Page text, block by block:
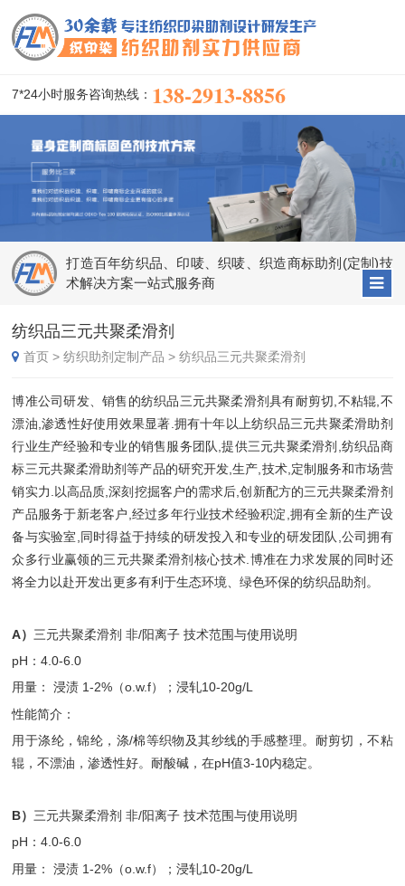
7*24小时服务咨询热线： 138-2913-8856
打造百年纺织品、印唛、织唛、织造商标助剂(定制)技
术解决方案一站式服务商
纺织品三元共聚柔滑剂
首页 >纺织助剂定制产品 >纺织品三元共聚柔滑剂
博准公司研发、销售的纺织品三元共聚柔滑剂具有耐剪切,不粘辊,不
漂油,渗透性好使用效果显著.拥有十年以上纺织品三元共聚柔滑助剂
行业生产经验和专业的销售服务团队,提供三元共聚柔滑剂,纺织品商
标三元共聚柔滑助剂等产品的研究开发,生产,技术,定制服务和市场营
销实力.以高品质,深刻挖掘客户的需求后,创新配方的三元共聚柔滑剂
产品服务于新老客户,经过多年行业技术经验积淀,拥有全新的生产设
备与实验室,同时得益于持续的研发投入和专业的研发团队,公司拥有
众多行业赢领的三元共聚柔滑剂核心技术.博准在力求发展的同时还
将全力以赴开发出更多有利于生态环境、绿色环保的纺织品助剂。
A） 三元共聚柔滑剂 非/阳离子 技术范围与使用说明
pH：4.0-6.0
用量： 浸渍 1-2%（o.w.f）；浸轧10-20g/L
性能简介：
用于涤纶，锦纶，涤/棉等织物及其纱线的手感整理。耐剪切，不粘
辊，不漂油，渗透性好。耐酸碱，在pH值3-10内稳定。
B）三元共聚柔滑剂 非/阳离子 技术范围与使用说明
pH：4.0-6.0
用量： 浸渍 1-2%（o.w.f）；浸轧10-20g/L